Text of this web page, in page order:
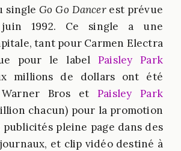
singleGo Go Dancerest prévue
1992. Ce single a une
tant pour Carmen Electra
pour le labelPaisley Park
millions de dollars ont été
Bros et Paisley Park
chacun) pour la promotion
publicités pleine page dans des
et clip vidéo destiné à